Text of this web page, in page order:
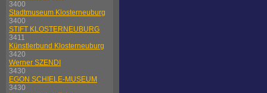
3400
Stadtmuseum Klosterneuburg
3400
STIFT KLOSTERNEUBURG
3411
Künstlerbund Klosterneuburg
3420
Werner SZENDI
3430
EGON SCHIELE-MUSEUM
3430